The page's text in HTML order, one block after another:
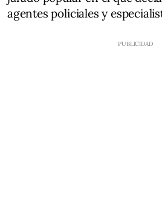
agentes policiales y